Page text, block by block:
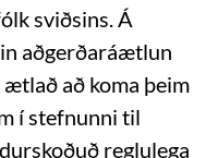
sviðsins. Á
aðgerðaráætlun
ætlað að koma þeim
í stefnunni til
reglulega